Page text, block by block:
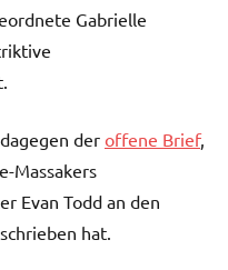
Gabrielle
der offene Brief,
Massakers
Evan Todd an den
hat.